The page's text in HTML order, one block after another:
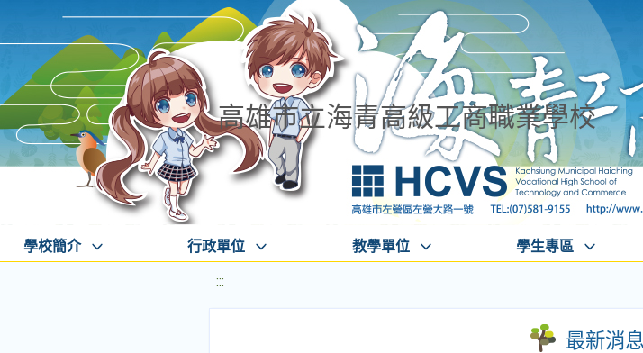
高雄市立海青高級工商職業學校
學校簡介 行政單位 教學單位 學生專區
:::
最新消息